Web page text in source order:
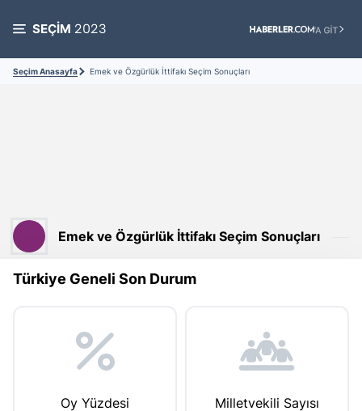
SEÇİM 2023
Seçim Anasayfa Emek ve Özgürlük İttifakı Seçim Sonuçları
Emek ve Özgürlük İttifakı Seçim Sonuçları
Türkiye Geneli Son Durum
Oy Yüzdesi Milletvekili Sayısı